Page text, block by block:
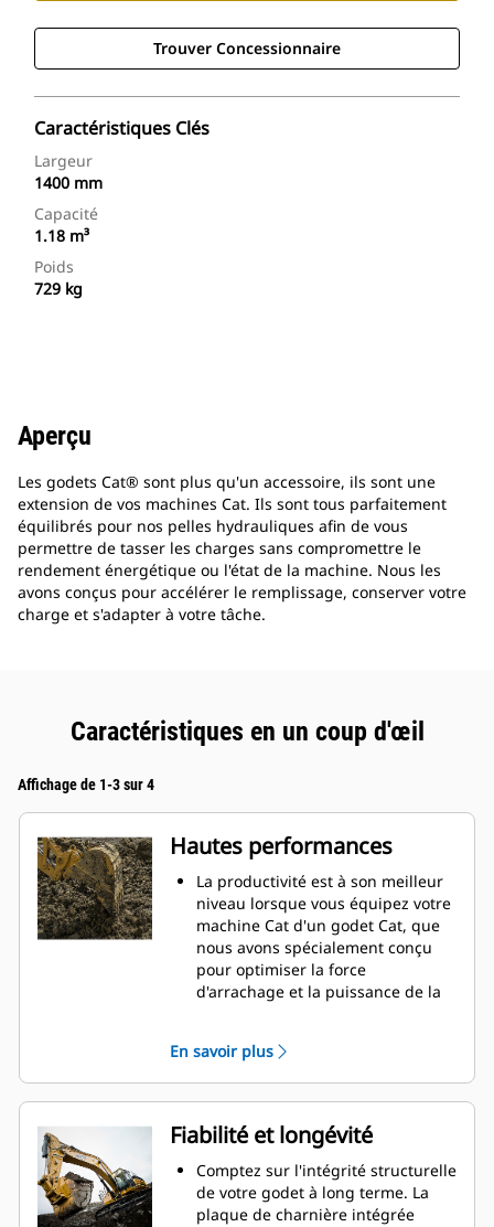
Trouver Concessionnaire
Caractéristiques Clés
Largeur
1400 mm
Capacité
1.18 m³
Poids
729 kg
Aperçu
Les godets Cat® sont plus qu'un accessoire, ils sont une
extension de vos machines Cat. Ils sont tous parfaitement
équilibrés pour nos pelles hydrauliques afin de vous
permettre de tasser les charges sans compromettre le
rendement énergétique ou l'état de la machine. Nous les
avons conçus pour accélérer le remplissage, conserver votre
charge et s'adapter à votre tâche.
Caractéristiques en un coup d'œil
Affichage de 1-3 sur 4
Hautes performances
La productivité est à son meilleur
niveau lorsque vous équipez votre
machine Cat d'un godet Cat, que
nous avons spécialement conçu
pour optimiser la force
d'arrachage et la puissance de la
double améliore le flux des
matières dans le godet. Le
dégagement de talon accru
garantit que le fond du godet ne
frotte pas, ce qui réduit les coûts
d'entretien.
La consommation de carburant est
maximale lors de l'excavation. Les
En savoir plus
Fiabilité et longévité
Comptez sur l'intégrité structurelle
de votre godet à long terme. La
plaque de charnière intégrée